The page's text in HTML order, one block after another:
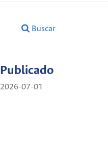
Buscar
Publicado
2026-07-01